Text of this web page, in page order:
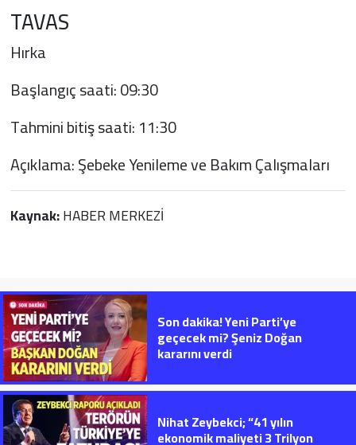
TAVAS
Hırka
Başlangıç saati: 09:30
Tahmini bitiş saati: 11:30
Açıklama: Şebeke Yenileme ve Bakım Çalışmaları
Kaynak:HABER MERKEZİ
Son dakika! Yeni Parti’ye
geçecek mi? Şeniz Doğan
kararını verdi
Nihat Zeybekci; “41 yılın
ekonomik maliyeti 3 Trilyon